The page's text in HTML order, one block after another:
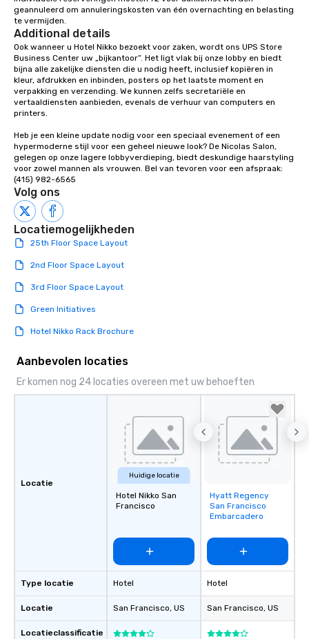
Las Vegas, Chicago,
ground support to
life.
geannuleerd om annuleringskosten van één overnachting en belasting
te vermijden.
Additional details
Ook wanneer u Hotel Nikko bezoekt voor zaken, wordt ons UPS Store
Business Center uw „bijkantoor”. Het ligt vlak bij onze lobby en biedt
bijna alle zakelijke diensten die u nodig heeft, inclusief kopiëren in
kleur, afdrukken en inbinden, posters op het laatste moment en
verpakking en verzending. We kunnen zelfs secretariële en
vertaaldiensten aanbieden, evenals de verhuur van computers en
printers.
Heb je een kleine update nodig voor een speciaal evenement of een
hypermoderne stijl voor een geheel nieuwe look? De Nicolas Salon,
gelegen op onze lagere lobbyverdieping, biedt deskundige haarstyling
voor zowel mannen als vrouwen. Bel van tevoren voor een afspraak:
(415) 982-6565
Volg ons
Locatiemogelijkheden
25th Floor Space Layout
2nd Floor Space Layout
3rd Floor Space Layout
Green Initiatives
Hotel Nikko Rack Brochure
Aanbevolen locaties
Er komen nog 24 locaties overeen met uw behoeften
Locatie
Type locatie
Locatie
Locatieclassificatie
Huidige locatie
Hotel Nikko San
Francisco
Hotel
San Francisco, US
Removed from
favorites
Hyatt Regency
San Francisco
Embarcadero
Hotel
San Francisco, US